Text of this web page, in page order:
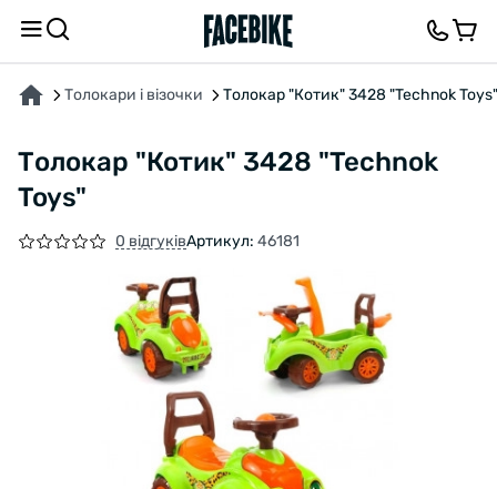
Толокари і візочки Толокар "Котик" 3428 "Technok Toys"
Толокар "Котик" 3428 "Technok
Toys"
0 відгуківАртикул: 46181
ПРО ТОВАР ХАРАКТЕРИСТИКИВІДГУКИ ТА ЗАПИТАННЯ